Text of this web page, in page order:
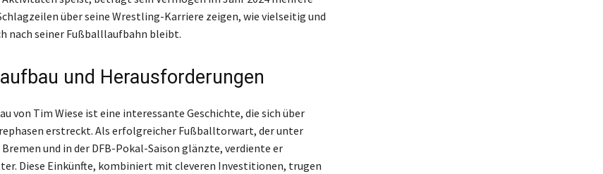
über seine Wrestling-Karriere zeigen, wie vielseitig und
nach seiner Fußballlaufbahn bleibt.
und Herausforderungen
von Tim Wiese ist eine interessante Geschichte, die sich über
erstreckt. Als erfolgreicher Fußballtorwart, der unter
und in der DFB-Pokal-Saison glänzte, verdiente er
Diese Einkünfte, kombiniert mit cleveren Investitionen, trugen